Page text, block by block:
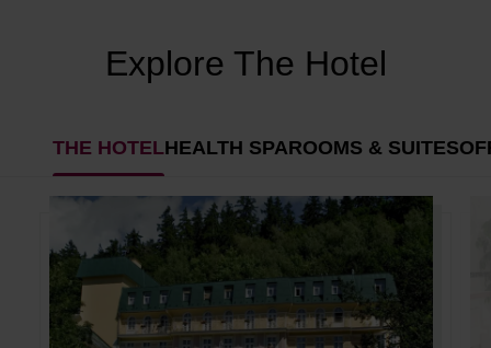
Explore The Hotel
THE HOTELHEALTH SPAROOMS & SUITES